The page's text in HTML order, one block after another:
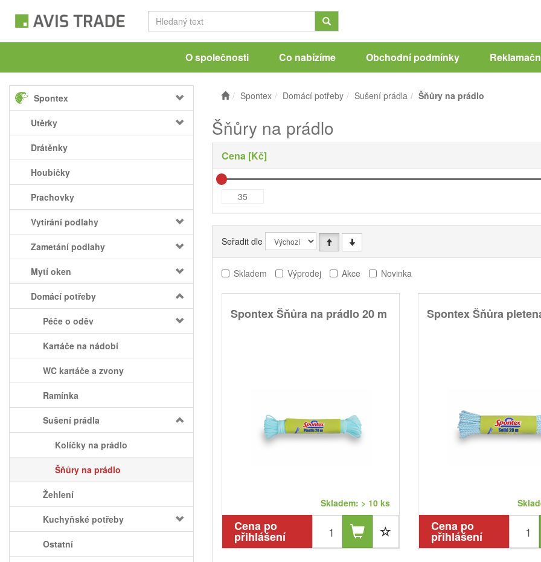
O společnosti Co nabízíme Obchodní podmínky
Spontex
Utěrky
Drátěnky
Houbičky
Prachovky
Vytírání podlahy
Zametání podlahy
Mytí oken
Domácí potřeby
Péče o oděv
Kartáče na nádobí
WC kartáče a zvony
Ramínka
Sušení prádla
Kolíčky na prádlo
Šňůry na prádlo
Žehlení
Kuchyňské potřeby
Ostatní
Spontex Domácí potřeby Sušení prádla Šňůry na prádlo
Šňůry na prádlo
Cena [Kč]
Seřadit dle
Skladem Výprodej Akce Novinka
Spontex Šňůra na prádlo 20 m
Skladem: > 10 ks
Cena po
přihlášení
Spontex Šňůra
Cena po
přihlášení